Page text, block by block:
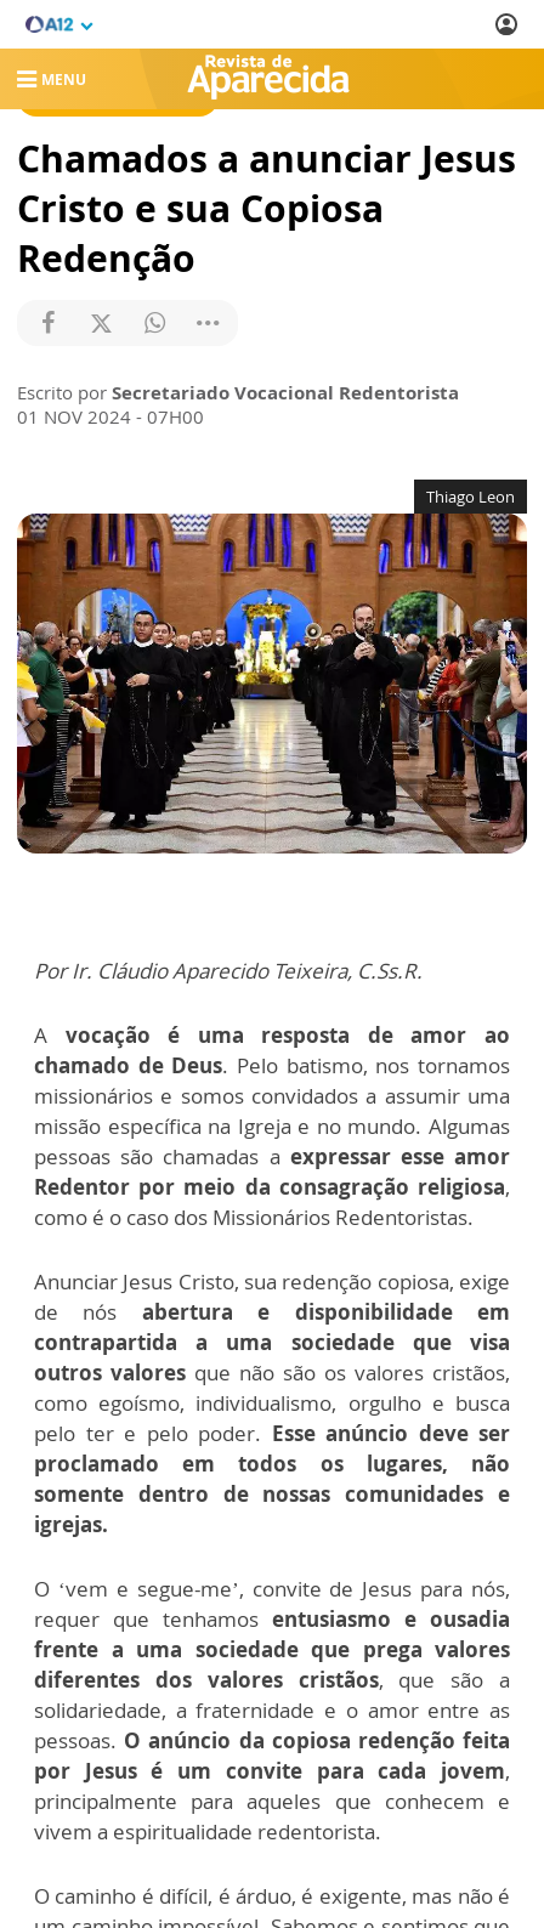
MENU
REVISTA DE APARECIDA
Chamados a anunciar Jesus
Cristo e sua Copiosa
Redenção
Escrito por Secretariado Vocacional Redentorista
01 NOV 2024 - 07H00
Thiago Leon
Por Ir. Cláudio Aparecido Teixeira, C.Ss.R.
A vocação é uma resposta de amor ao
chamado de Deus. Pelo batismo, nos tornamos
missionários e somos convidados a assumir uma
missão específica na Igreja e no mundo. Algumas
pessoas são chamadas a expressar esse amor
Redentor por meio da consagração religiosa,
como é o caso dos Missionários Redentoristas.
Anunciar Jesus Cristo, sua redenção copiosa, exige
de nós abertura e disponibilidade em
contrapartida a uma sociedade que visa
outros valores que não são os valores cristãos,
como egoísmo, individualismo, orgulho e busca
pelo ter e pelo poder. Esse anúncio deve ser
proclamado em todos os lugares, não
somente dentro de nossas comunidades e
igrejas.
O ‘vem e segue-me’, convite de Jesus para nós,
requer que tenhamos entusiasmo e ousadia
frente a uma sociedade que prega valores
diferentes dos valores cristãos, que são a
solidariedade, a fraternidade e o amor entre as
pessoas. O anúncio da copiosa redenção feita
por Jesus é um convite para cada jovem,
principalmente para aqueles que conhecem e
vivem a espiritualidade redentorista.
O caminho é difícil, é árduo, é exigente, mas não é